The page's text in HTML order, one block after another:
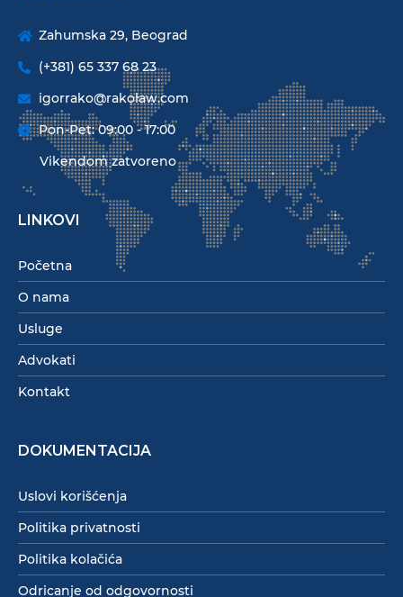
Zahumska 29, Beograd
(+381) 65 337 68 23
igorrako@rakolaw.com
Pon-Pet: 09:00 - 17:00
Vikendom zatvoreno
LINKOVI
Početna
O nama
Usluge
Advokati
Kontakt
DOKUMENTACIJA
Uslovi korišćenja
Politika privatnosti
Politika kolačića
Odricanje od odgovornosti